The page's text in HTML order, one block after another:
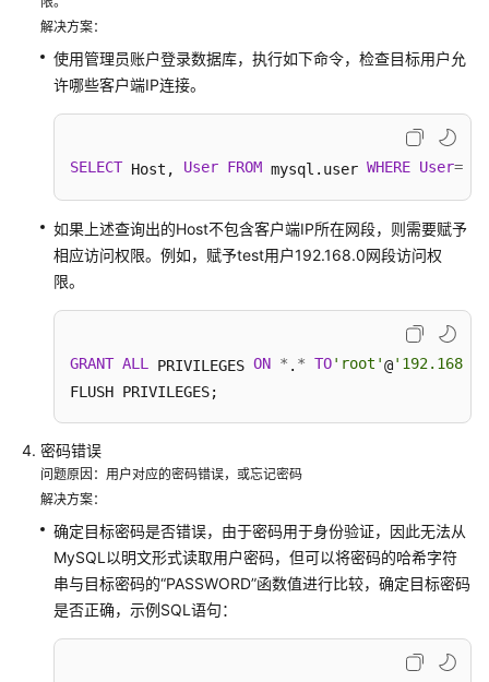
能
白
皮
书
SDK
参
故
障
排
帮
助
解决方案：
使用管理员账户登录数据库，执行如下命令，检查目标用户允
许哪些客户端IP连接。
SELECT Host, User FROM mysql.user WHERE User=
如果上述查询出的Host不包含客户端IP所在网段，则需要赋予
相应访问权限。例如，赋予test用户192.168.0网段访问权
限。
GRANT ALL PRIVILEGES ON * . * TO'root'@
FLUSH PRIVILEGES;
密码错误
问题原因：用户对应的密码错误，或忘记密码
解决方案：
确定目标密码是否错误，由于密码用于身份验证，因此无法从
MySQL以明文形式读取用户密码，但可以将密码的哈希字符
串与目标密码的“PASSWORD”函数值进行比较，确定目标密码
是否正确，示例SQL语句：